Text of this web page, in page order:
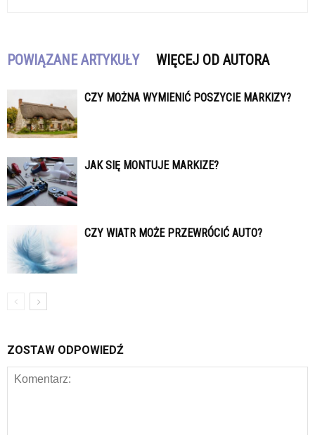
POWIĄZANE ARTYKUŁY WIĘCEJ OD AUTORA
CZY MOŻNA WYMIENIĆ POSZYCIE MARKIZY?
JAK SIĘ MONTUJE MARKIZE?
CZY WIATR MOŻE PRZEWRÓCIĆ AUTO?
ZOSTAW ODPOWIEDŹ